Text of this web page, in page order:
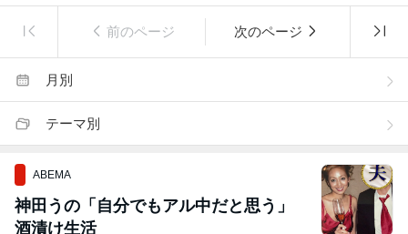
前のページ 次のページ
月別
テーマ別
ABEMA
神田うの「自分でもアル中だと思う」
酒漬け生活